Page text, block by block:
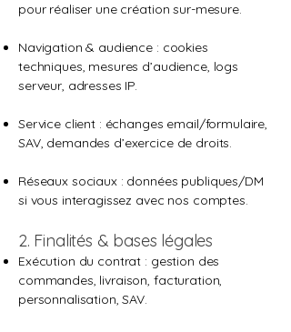
pour réaliser une création sur-mesure.
Navigation & audience : cookies
techniques, mesures d’audience, logs
serveur, adresses IP.
Service client : échanges email/formulaire,
SAV, demandes d’exercice de droits.
Réseaux sociaux : données publiques/DM
si vous interagissez avec nos comptes.
2. Finalités & bases légales
Exécution du contrat : gestion des
commandes, livraison, facturation,
personnalisation, SAV.